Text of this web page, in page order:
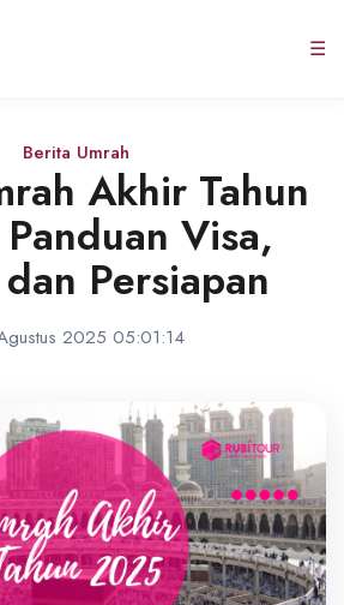
☰
Berita Umrah
Akhir Tahun
Visa,
Persiapan
2025 05:01:14